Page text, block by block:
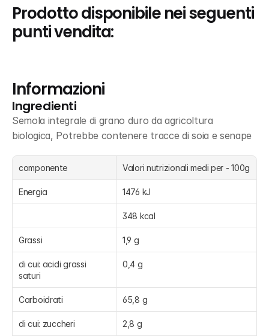
Prodotto disponibile nei seguenti
punti vendita:
Informazioni
Ingredienti
Semola integrale di grano duro da agricoltura
biologica, Potrebbe contenere tracce di soia e senape
componente Valori nutrizionali medi per - 100g
Energia 1476 kJ
348 kcal
Grassi 1,9 g
di cui: acidi grassi
saturi
0,4 g
Carboidrati 65,8 g
di cui: zuccheri 2,8 g